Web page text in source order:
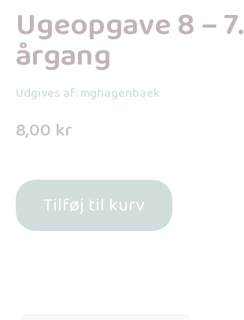
Ugeopgave 8 – 7.
årgang
Udgives af: mghagenbaek
8,00 kr
Tilføj til kurv